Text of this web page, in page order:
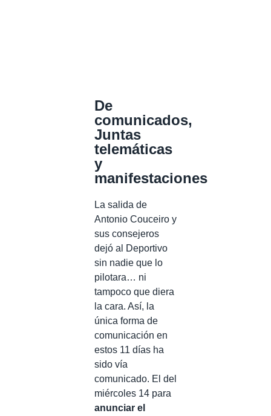
De
comunicados,
Juntas
telemáticas
y
manifestaciones
La salida de
Antonio Couceiro y
sus consejeros
dejó al Deportivo
sin nadie que lo
pilotara… ni
tampoco que diera
la cara. Así, la
única forma de
comunicación en
estos 11 días ha
sido vía
comunicado. El del
miércoles 14 para
anunciar el